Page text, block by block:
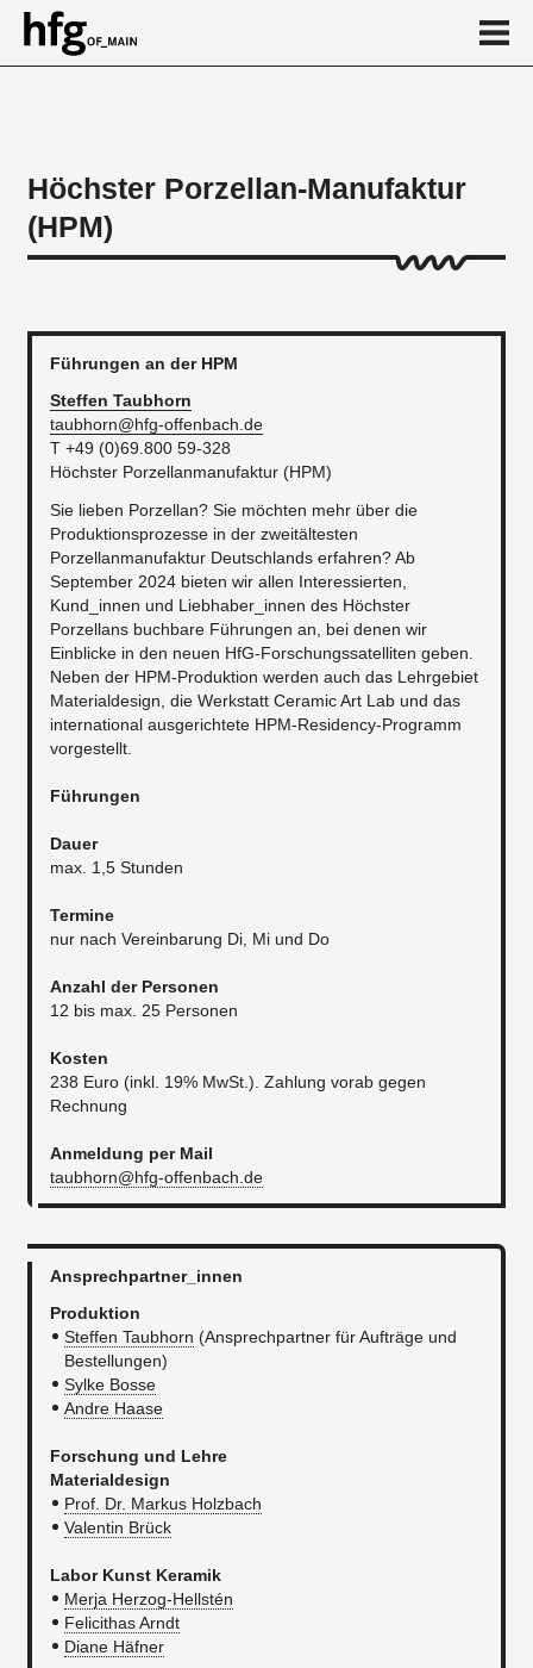
About
Geschichte der HPM
News
Höchster Porzellan-Manufaktur
(HPM)
Führungen an der HPM
Steffen Taubhorn
taubhorn@hfg-offenbach.de
T +49 (0)69.800 59-328
Höchster Porzellanmanufaktur (HPM)
Sie lieben Porzellan? Sie möchten mehr über die
Produktionsprozesse in der zweitältesten
Porzellanmanufaktur Deutschlands erfahren? Ab
September 2024 bieten wir allen Interessierten,
Kund_innen und Liebhaber_innen des Höchster
Porzellans buchbare Führungen an, bei denen wir
Einblicke in den neuen HfG-Forschungssatelliten geben.
Neben der HPM-Produktion werden auch das Lehrgebiet
Materialdesign, die Werkstatt Ceramic Art Lab und das
international ausgerichtete HPM-Residency-Programm
vorgestellt.
Führungen
Dauer
max. 1,5 Stunden
Termine
nur nach Vereinbarung Di, Mi und Do
Anzahl der Personen
12 bis max. 25 Personen
Kosten
238 Euro (inkl. 19% MwSt.). Zahlung vorab gegen
Rechnung
Anmeldung per Mail
taubhorn@hfg-offenbach.de
Ansprechpartner_innen
Produktion
Steffen Taubhorn (Ansprechpartner für Aufträge und
Bestellungen)
Sylke Bosse
Andre Haase
Forschung und Lehre
Materialdesign
Prof. Dr. Markus Holzbach
Valentin Brück
Labor Kunst Keramik
Merja Herzog-Hellstén
Felicithas Arndt
Diane Häfner